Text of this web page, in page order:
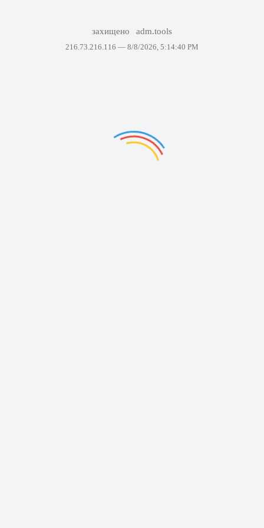
захищено adm.tools
216.73.216.116 — 8/8/2026, 5:14:40 PM